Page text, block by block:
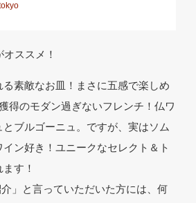
ススメ！
素敵なお皿！まさに五感で楽しめ
得のモダン過ぎないフレンチ！仏ワ
ブルゴーニュ。ですが、実はソム
ン好き！ユニークなセレクト＆ト
す！
」と言っていただいた方には、何